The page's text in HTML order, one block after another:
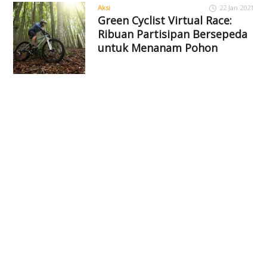
Aksi 22 Jan 2021
Green Cyclist Virtual Race:
Ribuan Partisipan Bersepeda
untuk Menanam Pohon